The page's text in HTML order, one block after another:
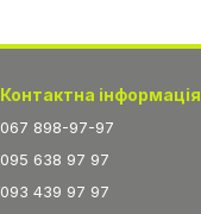
Контактна інформація
067 898-97-97
095 638 97 97
093 439 97 97